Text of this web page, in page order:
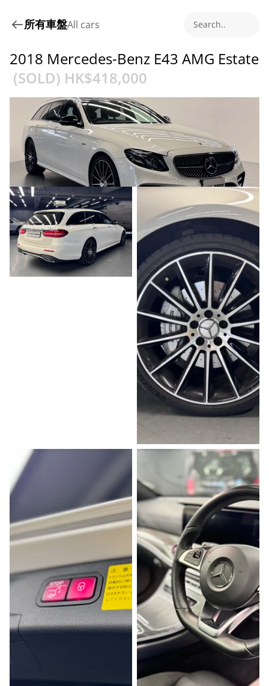
所有車盤All cars Search..
2018 Mercedes-Benz E43 AMG Estate
(SOLD) HK$418,000